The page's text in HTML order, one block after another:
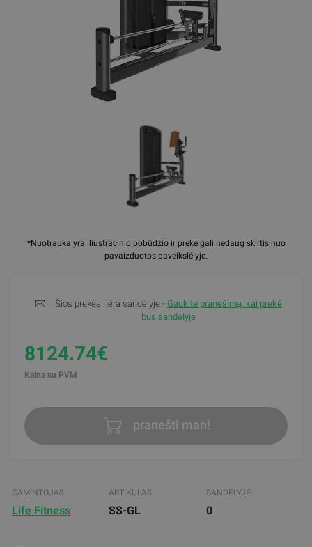
*Nuotrauka yra iliustracinio pobūdžio ir prekė gali nedaug skirtis nuo
pavaizduotos paveikslėlyje.
Šios prekės nėra sandėlyje - Gaukite pranešimą, kai prekė
bus sandėlyje
8124.74€
Kaina su PVM
pranešti man!
GAMINTOJAS
Life Fitness
ARTIKULAS
SS-GL
SANDĖLYJE:
0